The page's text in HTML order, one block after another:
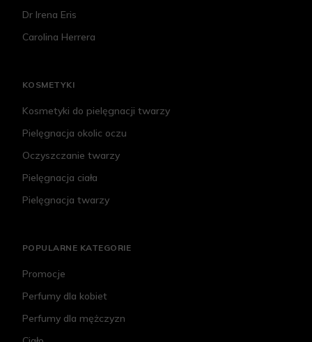
Dr Irena Eris
Carolina Herrera
KOSMETYKI
Kosmetyki do pielęgnacji twarzy
Pielęgnacja okolic oczu
Oczyszczanie twarzy
Pielęgnacja ciała
Pielęgnacja twarzy
POPULARNE KATEGORIE
Promocje
Perfumy dla kobiet
Perfumy dla mężczyzn